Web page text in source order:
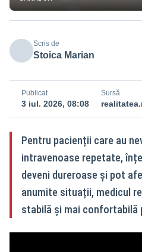
Scris de
Stoica Marian
Publicat
3 iul. 2026, 08:08
Sursă
Pentru pacienții care au
intravenoase repetate,
deveni dureroase și pot
anumite situații, medicul
stabilă și mai confortabilă